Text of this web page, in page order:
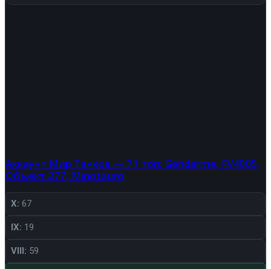
Аккаунт Мир Танков — 71 топ: Gendarme, FV4005,
Объект 277, Minotauro
X: 67
IX: 19
VIII: 59